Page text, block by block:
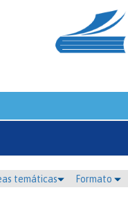
temáticas Formato